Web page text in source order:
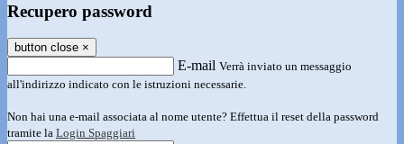
Recupero password
button close ×
E-mail Verrà inviato un messaggio
all'indirizzo indicato con le istruzioni necessarie.
Non hai una e-mail associata al nome utente? Effettua il reset della password
tramite la Login Spaggiari